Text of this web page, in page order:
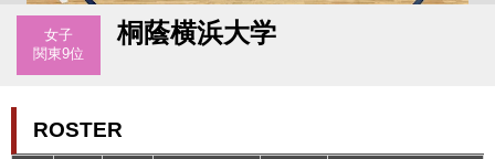
女子
関東9位
桐蔭横浜大学
ROSTER